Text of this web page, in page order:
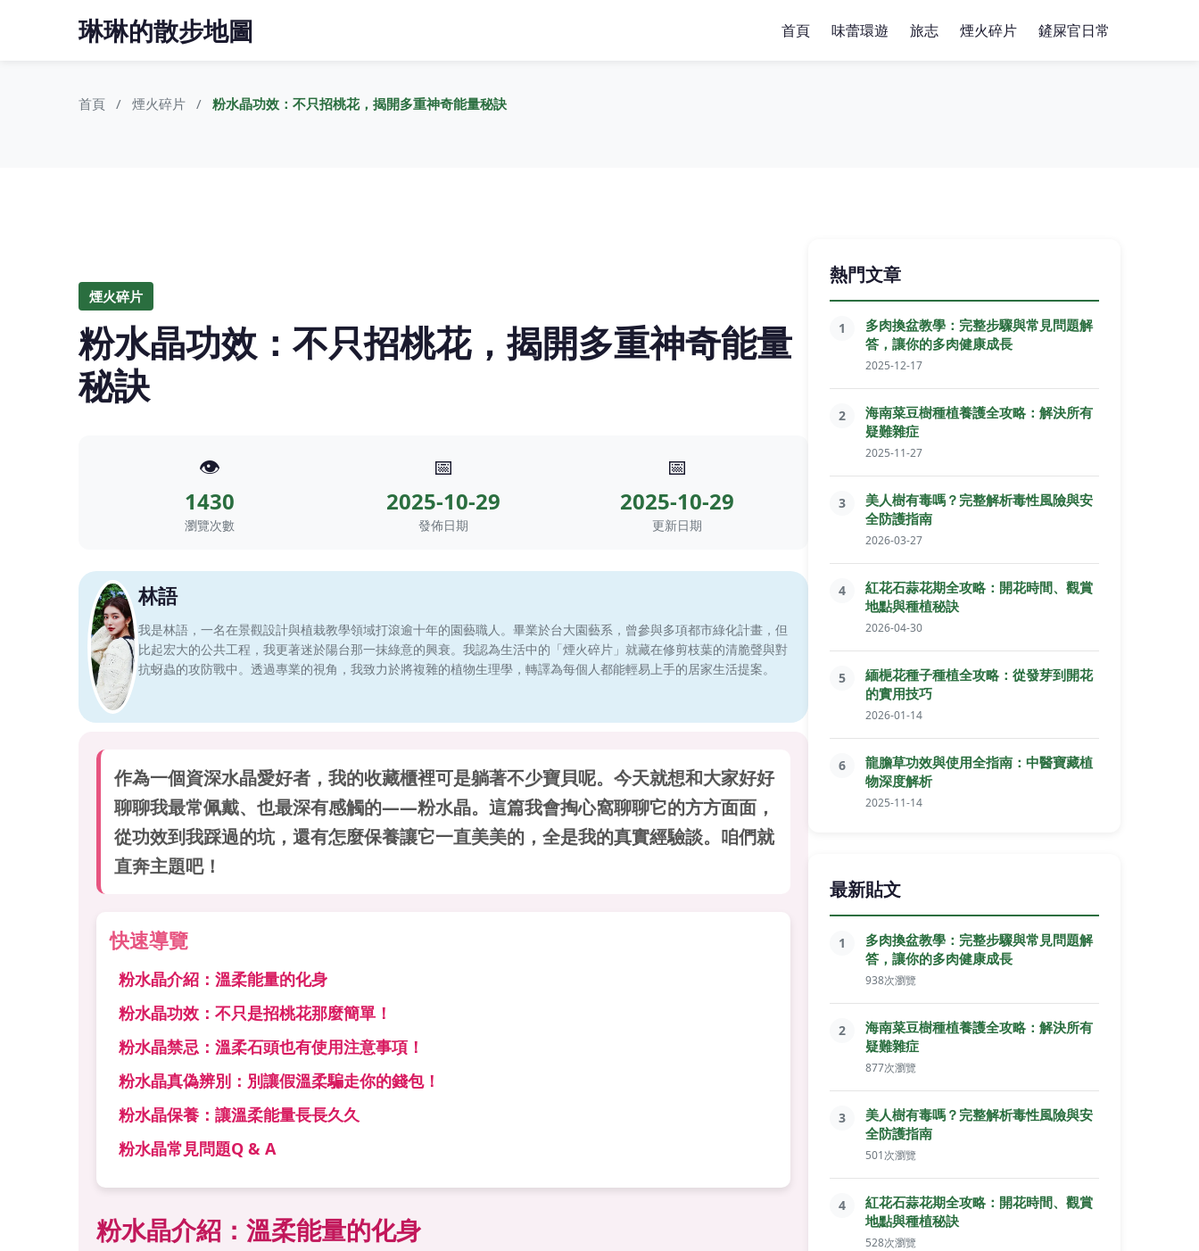
琳琳的散步地圖 首頁 味蕾環遊 旅志 煙火碎片 鏟屎官日常
首頁 煙火碎片 粉水晶功效：不只招桃花，揭開多重神奇能量秘訣
煙火碎片
粉水晶功效：不只招桃花，揭開多重神奇能量
秘訣
👁️
1430
瀏覽次數
📅
2025-10-29
發佈日期
📅
2025-10-29
更新日期
林語
我是林語，一名在景觀設計與植栽教學領域打滾逾十年的園藝職人。畢業於台大園藝系，曾參與多項都市綠化計畫，但
比起宏大的公共工程，我更著迷於陽台那一抹綠意的興衰。我認為生活中的「煙火碎片」就藏在修剪枝葉的清脆聲與對
抗蚜蟲的攻防戰中。透過專業的視角，我致力於將複雜的植物生理學，轉譯為每個人都能輕易上手的居家生活提案。
作為一個資深水晶愛好者，我的收藏櫃裡可是躺著不少寶貝呢。今天就想和大家好好
聊聊我最常佩戴、也最深有感觸的——粉水晶。這篇我會掏心窩聊聊它的方方面面，
從功效到我踩過的坑，還有怎麼保養讓它一直美美的，全是我的真實經驗談。咱們就
直奔主題吧！
快速導覽
粉水晶介紹：溫柔能量的化身
粉水晶功效：不只是招桃花那麼簡單！
粉水晶禁忌：溫柔石頭也有使用注意事項！
粉水晶真偽辨別：別讓假溫柔騙走你的錢包！
粉水晶保養：讓溫柔能量長長久久
粉水晶常見問題Q & A
粉水晶介紹：溫柔能量的化身
熱門文章
1
多肉換盆教學：完整步驟與常見問題解
答，讓你的多肉健康成長
2025-12-17
2
海南菜豆樹種植養護全攻略：解決所有
疑難雜症
2025-11-27
3
美人樹有毒嗎？完整解析毒性風險與安
全防護指南
2026-03-27
4
紅花石蒜花期全攻略：開花時間、觀賞
地點與種植秘訣
2026-04-30
5
緬梔花種子種植全攻略：從發芽到開花
的實用技巧
2026-01-14
6
龍膽草功效與使用全指南：中醫寶藏植
物深度解析
2025-11-14
最新貼文
1
多肉換盆教學：完整步驟與常見問題解
答，讓你的多肉健康成長
938次瀏覽
2
海南菜豆樹種植養護全攻略：解決所有
疑難雜症
877次瀏覽
3
美人樹有毒嗎？完整解析毒性風險與安
全防護指南
501次瀏覽
4
紅花石蒜花期全攻略：開花時間、觀賞
地點與種植秘訣
528次瀏覽